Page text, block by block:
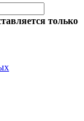
только